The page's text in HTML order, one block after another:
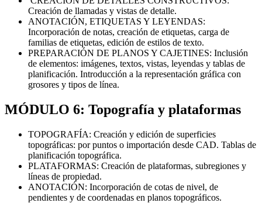
Creación de llamadas y vistas de detalle.
ANOTACIÓN, ETIQUETAS Y LEYENDAS:
Incorporación de notas, creación de etiquetas, carga de
familias de etiquetas, edición de estilos de texto.
PREPARACIÓN DE PLANOS Y CAJETINES: Inclusión
de elementos: imágenes, textos, vistas, leyendas y tablas de
planificación. Introducción a la representación gráfica con
grosores y tipos de línea.
MÓDULO 6: Topografía y plataformas
TOPOGRAFÍA: Creación y edición de superficies
topográficas: por puntos o importación desde CAD. Tablas de
planificación topográfica.
PLATAFORMAS: Creación de plataformas, subregiones y
líneas de propiedad.
ANOTACIÓN: Incorporación de cotas de nivel, de
pendientes y de coordenadas en planos topográficos.